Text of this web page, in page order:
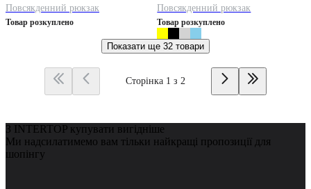
Повсякденний рюкзак
Товар розкуплено
Повсякденний рюкзак
Товар розкуплено
Показати ще 32 товари
Сторінка 1 з 2
З INTERTOP купувати вигідніше
Ми надсилатимемо вам тільки найкращі пропозиції для
шопінгу